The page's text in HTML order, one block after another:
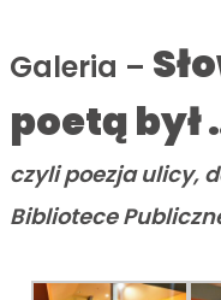
Galeria –
poetą był
czyli poezja ulicy,
Bibliotece